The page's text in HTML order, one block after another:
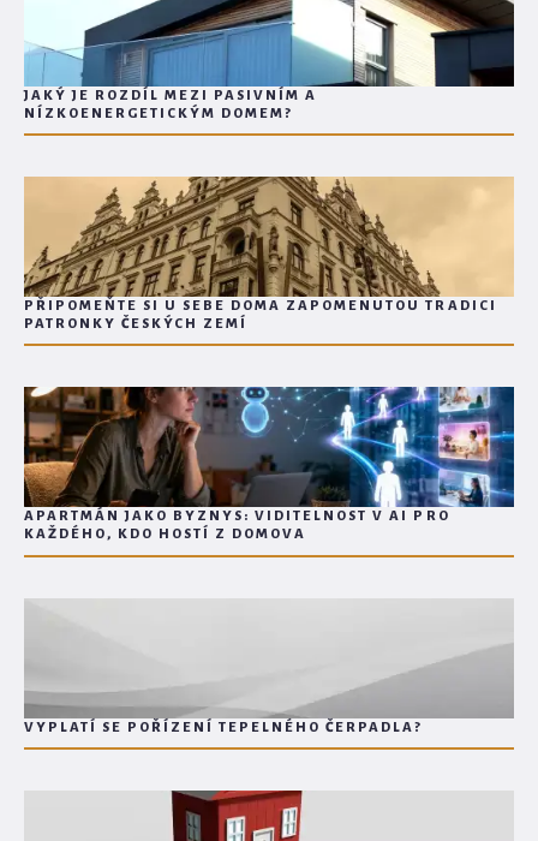
JAKÝ JE ROZDÍL MEZI PASIVNÍM A
NÍZKOENERGETICKÝM DOMEM?
PŘIPOMEŇTE SI U SEBE DOMA ZAPOMENUTOU TRADICI
PATRONKY ČESKÝCH ZEMÍ
APARTMÁN JAKO BYZNYS: VIDITELNOST V AI PRO
KAŽDÉHO, KDO HOSTÍ Z DOMOVA
VYPLATÍ SE POŘÍZENÍ TEPELNÉHO ČERPADLA?